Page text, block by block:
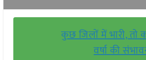
कुछ जिलों में भारी, तो
वर्षा की